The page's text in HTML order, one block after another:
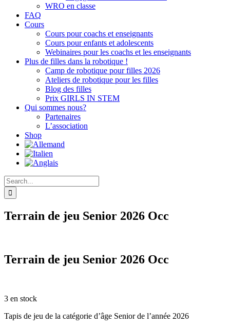
WRO en classe
FAQ
Cours
Cours pour coachs et enseignants
Cours pour enfants et adolescents
Webinaires pour les coachs et les enseignants
Plus de filles dans la robotique !
Camp de robotique pour filles 2026
Ateliers de robotique pour les filles
Blog des filles
Prix GIRLS IN STEM
Qui sommes nous?
Partenaires
L’association
Shop
Search
for:
Terrain de jeu Senior 2026 Occ
Terrain de jeu Senior 2026 Occ
3 en stock
Tapis de jeu de la catégorie d’âge Senior de l’année 2026